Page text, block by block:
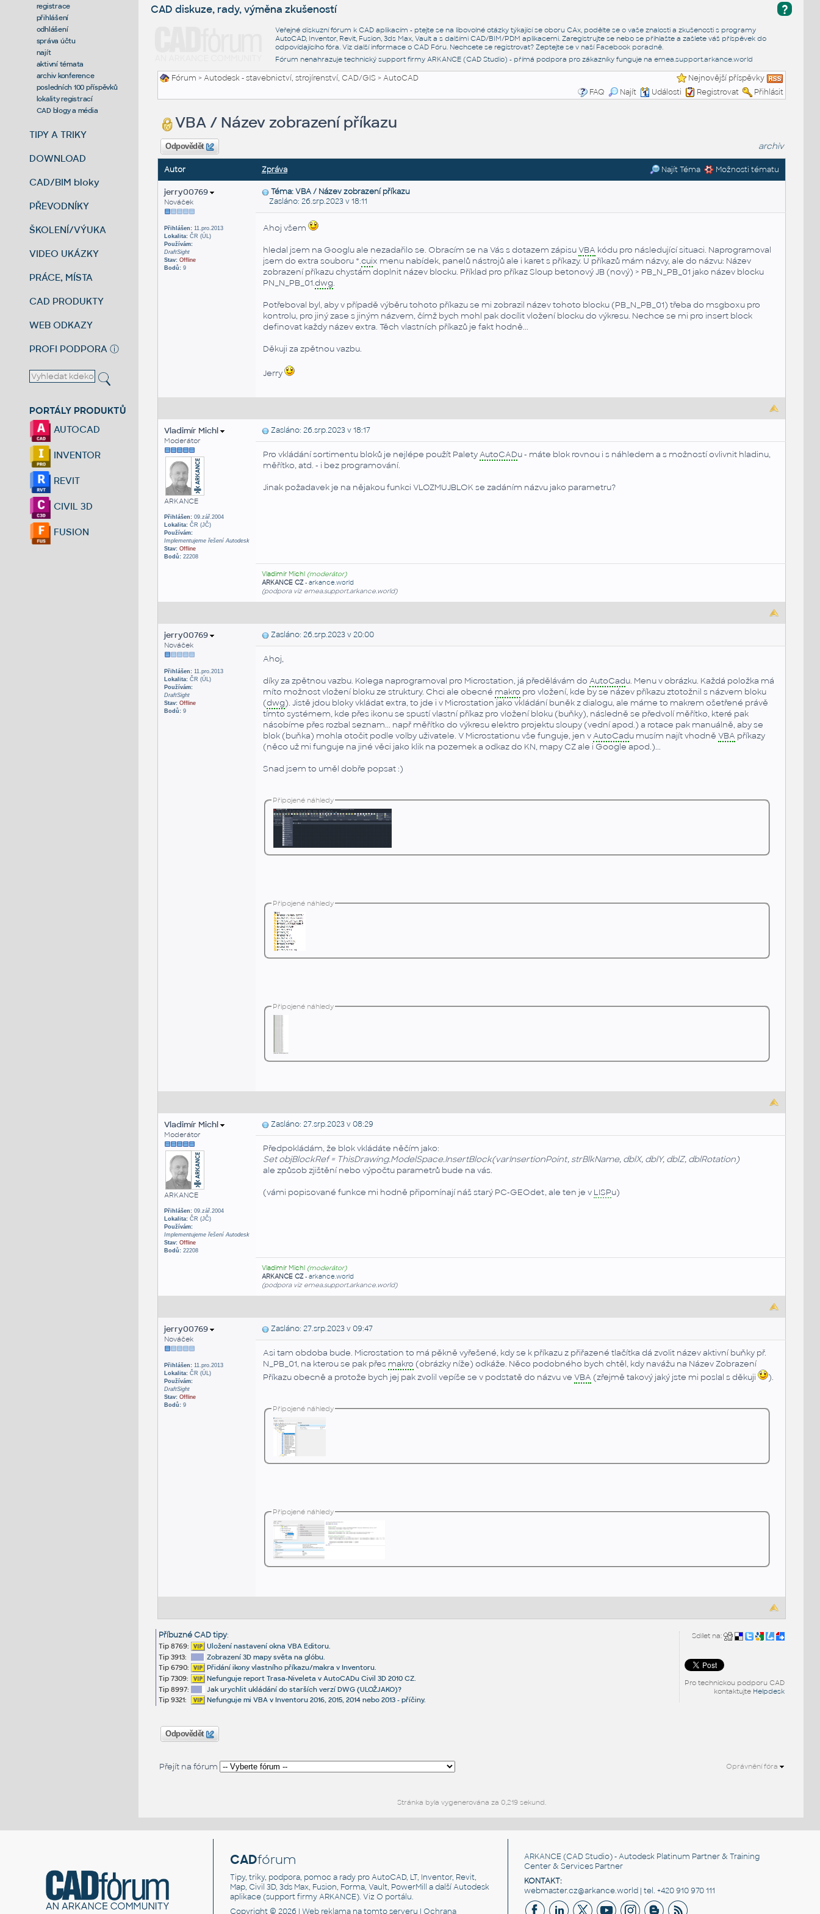
registrace
přihlášení
odhlášení
správa účtu
najít
aktivní témata
archiv konference
posledních 100 příspěvků
lokality registrací
CAD blogy a média
TIPY A TRIKY
DOWNLOAD
CAD/BIM bloky
PŘEVODNÍKY
ŠKOLENÍ/VÝUKA
VIDEO UKÁZKY
PRÁCE, MÍSTA
CAD PRODUKTY
WEB ODKAZY
PROFI PODPORA ⓘ
PORTÁLY PRODUKTŮ
AUTOCAD
INVENTOR
REVIT
CIVIL 3D
FUSION
?
CAD diskuze, rady, výměna zkušeností
Veřejné diskuzní fórum k CAD aplikacím - ptejte se na libovolné otázky týkající se oboru CAx, podělte se o vaše znalosti a zkušenosti s programy
AutoCAD, Inventor, Revit, Fusion, 3ds Max, Vault a s dalšími CAD/BIM/PDM aplikacemi. Zaregistrujte se nebo se přihlašte a zašlete váš příspěvek do
odpovídajícího fóra. Viz další informace o CAD Fóru. Nechcete se registrovat? Zeptejte se v naší Facebook poradně.
Fórum nenahrazuje technický support firmy ARKANCE (CAD Studio) - přímá podpora pro zákazníky funguje na emea.support.arkance.world
Fórum >Autodesk - stavebnictví, strojírenství, CAD/GIS>AutoCAD
Nejnovější příspěvky
FAQ
Najít Události Registrovat Přihlásit
VBA / Název zobrazení příkazu
Odpovědět archiv
Autor Zpráva Najít Téma Možnosti tématu
jerry00769
Nováček
Přihlášen:11.pro.2013
Lokalita:ČR (ÚL)
Používám:
DraftSight
Stav: Offline
Bodů:9
Téma: VBA / Název zobrazení příkazu
Zasláno: 26.srp.2023 v 18:11
Ahoj všem
hledal jsem na Googlu ale nezadařilo se. Obracím se na Vás s dotazem zápisuVBA kódu pro následující situaci. Naprogramoval
jsem do extra souboru *.cuix menu nabídek, panelů nástrojů ale i karet s příkazy. U příkazů mám názvy, ale do názvu: Název
zobrazení příkazu chystám doplnit název blocku. Příklad pro příkaz Sloup betonový JB (nový) > PB_N_PB_01 jako název blocku
PN_N_PB_01.dwg.
Potřeboval byl, aby v případě výběru tohoto příkazu se mi zobrazil název tohoto blocku (PB_N_PB_01) třeba do msgboxu pro
kontrolu, pro jiný zase s jiným názvem, čímž bych mohl pak docílit vložení blocku do výkresu. Nechce se mi pro insert block
definovat každy název extra. Těch vlastních příkazů je fakt hodně...
Děkuji za zpětnou vazbu.
Jerry
Vladimír Michl
Moderátor
ARKANCE
Přihlášen:09.zář.2004
Lokalita:ČR (JČ)
Používám:
Implementujeme řešení Autodesk
Stav: Offline
Bodů:22208
Zasláno: 26.srp.2023 v 18:17
Pro vkládání sortimentu bloků je nejlépe použít PaletyAutoCADu - máte blok rovnou i s náhledem a s možností ovlivnit hladinu,
měřítko, atd. - i bez programování.
Jinak požadavek je na nějakou funkci VLOZMUJBLOK se zadáním názvu jako parametru?
Vladimír Michl (moderátor)
ARKANCE CZ- arkance.world
(podpora viz emea.support.arkance.world)
jerry00769
Nováček
Přihlášen:11.pro.2013
Lokalita:ČR (ÚL)
Používám:
DraftSight
Stav: Offline
Bodů:9
Zasláno: 26.srp.2023 v 20:00
Ahoj,
díky za zpětnou vazbu. Kolega naprogramoval pro Microstation, já předělávám do AutoCadu. Menu v obrázku. Každá položka má
míto možnost vložení bloku ze struktury. Chci ale obecné makro pro vložení, kde by se název příkazu ztotožnil s názvem bloku
(dwg). Jistě jdou bloky vkládat extra, to jde i v Microstation jako vkládání buněk z dialogu, ale máme to makrem ošetřené právě
tímto systémem, kde přes ikonu se spustí vlastní příkaz pro vložení bloku (buňky), následně se předvolí měřítko, které pak
násobíme přes rozbal seznam... např měřítko do výkresu elektro projektu sloupy (vední apod.) a rotace pak manuálně, aby se
blok (buňka) mohla otočit podle volby uživatele. V Microstationu vše funguje, jen vAutoCadu musím najít vhodně VBA příkazy
(něco už mi funguje na jiné věci jako klik na pozemek a odkaz do KN, mapy CZ ale i Google apod.)...
Snad jsem to uměl dobře popsat :)
Připojené náhledy
Připojené náhledy
Připojené náhledy
Vladimír Michl
Moderátor
ARKANCE
Přihlášen:09.zář.2004
Lokalita:ČR (JČ)
Používám:
Implementujeme řešení Autodesk
Stav: Offline
Bodů:22208
Zasláno: 27.srp.2023 v 08:29
Předpokládám, že blok vkládáte něčím jako:
Set objBlockRef = ThisDrawing.ModelSpace.InsertBlock(varInsertionPoint, strBlkName, dblX, dblY, dblZ, dblRotation)
ale způsob zjištění nebo výpočtu parametrů bude na vás.
(vámi popisované funkce mi hodně připomínají náš starý PC-GEOdet, ale ten je v LISPu)
Vladimír Michl (moderátor)
ARKANCE CZ- arkance.world
(podpora viz emea.support.arkance.world)
jerry00769
Nováček
Přihlášen:11.pro.2013
Lokalita:ČR (ÚL)
Používám:
DraftSight
Stav: Offline
Bodů:9
Zasláno: 27.srp.2023 v 09:47
Asi tam obdoba bude. Microstation to má pěkně vyřešené, kdy se k příkazu z přiřazené tlačítka dá zvolit název aktivní buňky př.
N_PB_01, na kterou se pak přes makro (obrázky níže) odkáže. Něco podobného bych chtěl, kdy navážu na Název Zobrazení
Příkazu obecně a protože bych jej pak zvolil vepíše se v podstatě do názvu ve VBA (zřejmě takový jaký jste mi poslal s děkuji ).
Připojené náhledy
Připojené náhledy
Sdílet na:
Pro technickou podporu CAD
kontaktujte Helpdesk
Příbuzné CAD tipy:
Tip 8769:
Uložení nastavení okna VBA Editoru.
Tip 3913:
Zobrazení 3D mapy světa na glóbu.
Tip 6790:
Přidání ikony vlastního příkazu/makra v Inventoru.
Tip 7309:
Nefunguje report Trasa-Niveleta v AutoCADu Civil 3D 2010 CZ.
Tip 8997:
Jak urychlit ukládání do starších verzí DWG (ULOŽJAKO)?
Tip 9321:
Nefunguje mi VBA v Inventoru 2016, 2015, 2014 nebo 2013 - příčiny.
Odpovědět
Přejít na fórum Oprávnění fóra
Stránka byla vygenerována za 0,219 sekund.
CADfórum
Tipy, triky, podpora, pomoc a rady pro AutoCAD, LT, Inventor, Revit,
Map, Civil 3D, 3ds Max, Fusion, Forma, Vault, PowerMill a další Autodesk
aplikace (support firmy ARKANCE). VizO portálu.
Copyright © 2026 |Web reklama na tomto serveru |Ochrana
ARKANCE (CAD Studio) - Autodesk Platinum Partner & Training
Center & Services Partner
KONTAKT:
webmaster.cz@arkance.world | tel. +420 910 970 111